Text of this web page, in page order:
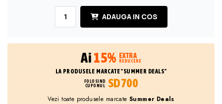
ADAUGA IN COS
Ai15% EXTRA
REDUCERE
LA PRODUSELE MARCATE "SUMMER DEALS"
FOLOSIND
CUPONUL
SD700
Vezi toate produsele marcate Summer Deals